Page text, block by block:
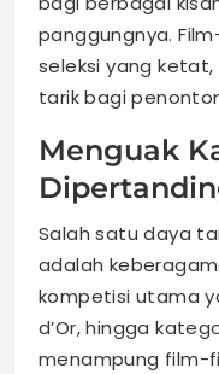
panggungnya.
seleksi yang
tarik bagi
Menguak
Salah satu daya
adalah
kompetisi utama
d’Or, hingga
menampung film-